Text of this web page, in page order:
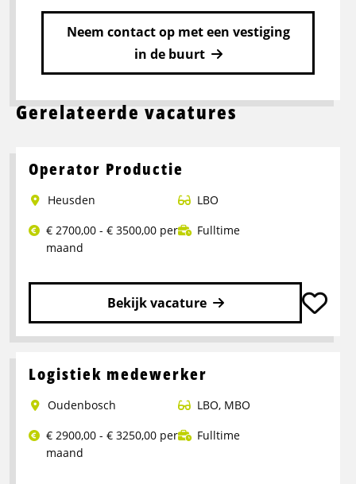
Neem contact op met een vestiging
in de buurt
Gerelateerde vacatures
Operator Productie
Heusden
LBO
€ 2700,00 - € 3500,00 per
maand
Fulltime
Bekijk vacature
Lees
over
Operator
Productie
Logistiek medewerker
Oudenbosch LBO, MBO
€ 2900,00 - € 3250,00 per
maand
Fulltime